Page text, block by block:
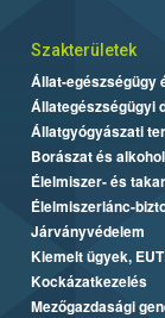
Szakterületek
Állat-egészségügy
Állategészségügyi
Állatgyógyászati
Borászat és
Élelmiszer- és
Élelmiszerlánc-
Járványvédelem
Kiemelt ügyek,
Kockázatkezelés
Mezőgazdasági